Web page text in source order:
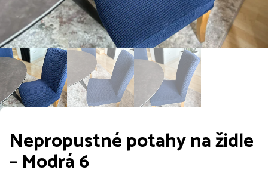
Nepropustné potahy na židle
– Modrá 6